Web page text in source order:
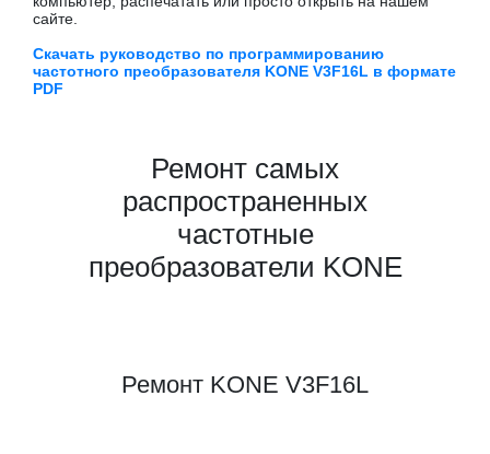
сайте.
Скачать руководство по программированию
частотного преобразователя KONE V3F16L в формате
PDF
Ремонт самых
распространенных
частотные
преобразователи KONE
Ремонт KONE V3F16L